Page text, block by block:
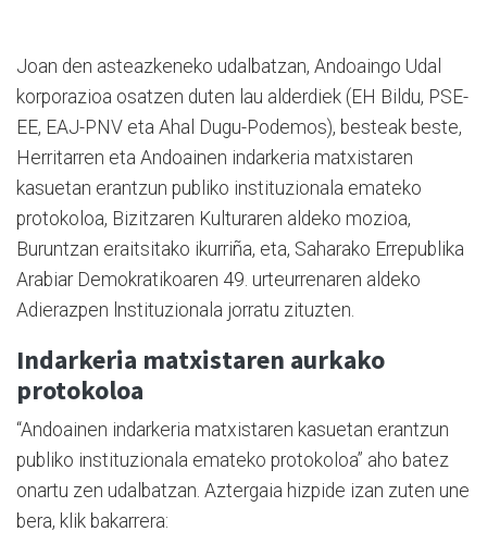
Joan den asteazkeneko udalbatzan, Andoaingo Udal
korporazioa osatzen duten lau alderdiek (EH Bildu, PSE-
EE, EAJ-PNV eta Ahal Dugu-Podemos), besteak beste,
Herritarren eta Andoainen indarkeria matxistaren
kasuetan erantzun publiko instituzionala emateko
protokoloa, Bizitzaren Kulturaren aldeko mozioa,
Buruntzan eraitsitako ikurriña, eta, Saharako Errepublika
Arabiar Demokratikoaren 49. urteurrenaren aldeko
Adierazpen lnstituzionala jorratu zituzten.
Indarkeria matxistaren aurkako
protokoloa
“Andoainen indarkeria matxistaren kasuetan erantzun
publiko instituzionala emateko protokoloa” aho batez
onartu zen udalbatzan. Aztergaia hizpide izan zuten une
bera, klik bakarrera: